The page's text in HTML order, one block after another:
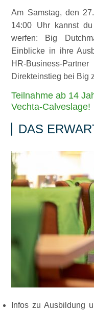
Am Samstag, den
14:00 Uhr kannst
werfen: Big
Einblicke in ihre
HR-Business-
Direkteinstieg bei Big
Teilnahme ab 14
Vechta-Calveslage!
DAS
Infos zu Ausbildung